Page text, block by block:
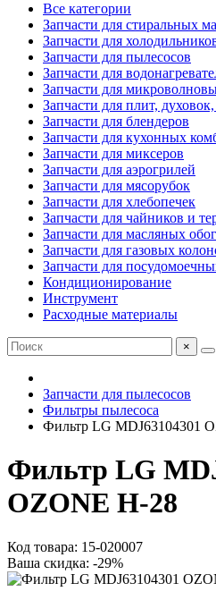
Все категории
Запчасти для стиральных
Запчасти для
Запчасти для пылесосов
Запчасти для
Запчасти для
Запчасти для плит,
Запчасти для блендеров
Запчасти для кухонных
Запчасти для миксеров
Запчасти для аэрогрилей
Запчасти для мясорубок
Запчасти для хлебопечек
Запчасти для чайников и
Запчасти для масляных
Запчасти для газовых
Запчасти для
Кондиционирование
Инструмент
Расходные материалы
×
Запчасти для пылесосов
Фильтры пылесоса
Фильтр LG MDJ63104301
Фильтр LG
OZONE H-28
Код товара: 15-020007
Ваша скидка: -29%